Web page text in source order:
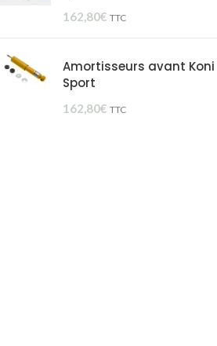
162,80€ TTC
Amortisseurs avant Koni
Sport
162,80€ TTC